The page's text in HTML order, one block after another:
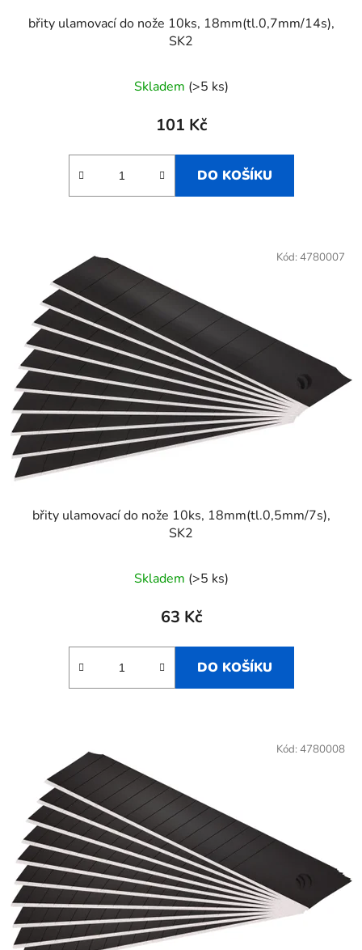
břity ulamovací do nože 10ks, 18mm(tl.0,7mm/14s),
SK2
Skladem (>5 ks)
101 Kč
DO KOŠÍKU
břity ulamovací do nože 10ks, 18mm(tl.0,5mm/7s),
SK2
Skladem (>5 ks)
63 Kč
DO KOŠÍKU
Kód: 4780007
Kód: 4780008